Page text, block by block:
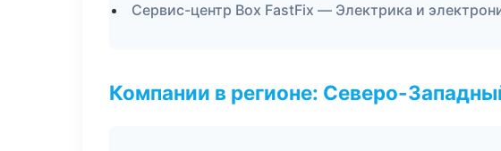
Сервис-центр Box FastFix — Электрика и
Компании в регионе: Северо-